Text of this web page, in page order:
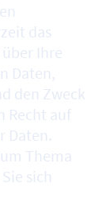
das
Ihre
Daten,
den Zweck
Recht auf
Daten.
Thema
sich